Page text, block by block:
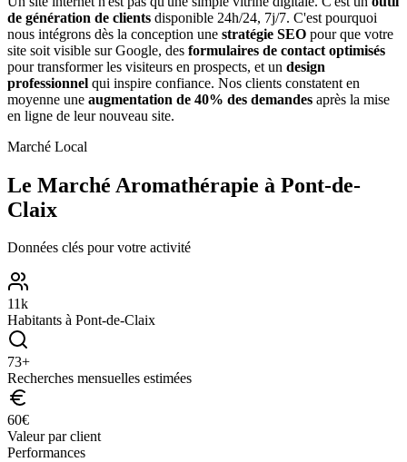
de génération de clients disponible 24h/24, 7j/7. C'est pourquoi
nous intégrons dès la conception une stratégie SEO pour que votre
site soit visible sur Google, des formulaires de contact optimisés
pour transformer les visiteurs en prospects, et un design
professionnel qui inspire confiance. Nos clients constatent en
moyenne une augmentation de 40% des demandes après la mise
en ligne de leur nouveau site.
Marché Local
Le Marché Aromathérapie à Pont-de-
Claix
Données clés pour votre activité
11k
Habitants à Pont-de-Claix
73+
Recherches mensuelles estimées
60€
Valeur par client
Performances